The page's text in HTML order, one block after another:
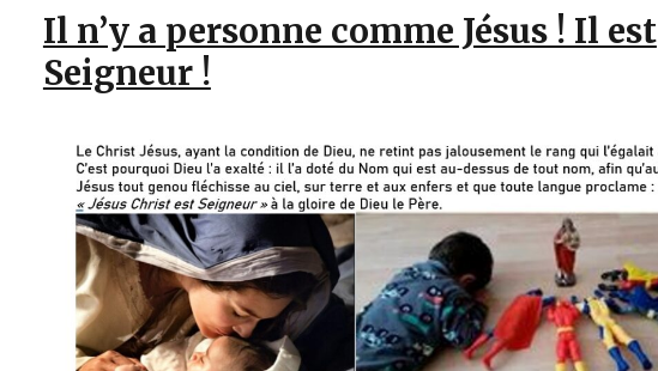
Il n’y a personne comme Jésus ! Il est
Seigneur !